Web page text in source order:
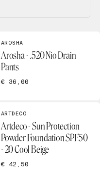
AROSHA
Arosha - .520 Nio Drain
Pants
€ 36,00
ARTDECO
Artdeco - Sun Protection
Powder Foundation SPF50
- 20 Cool Beige
€ 42,50